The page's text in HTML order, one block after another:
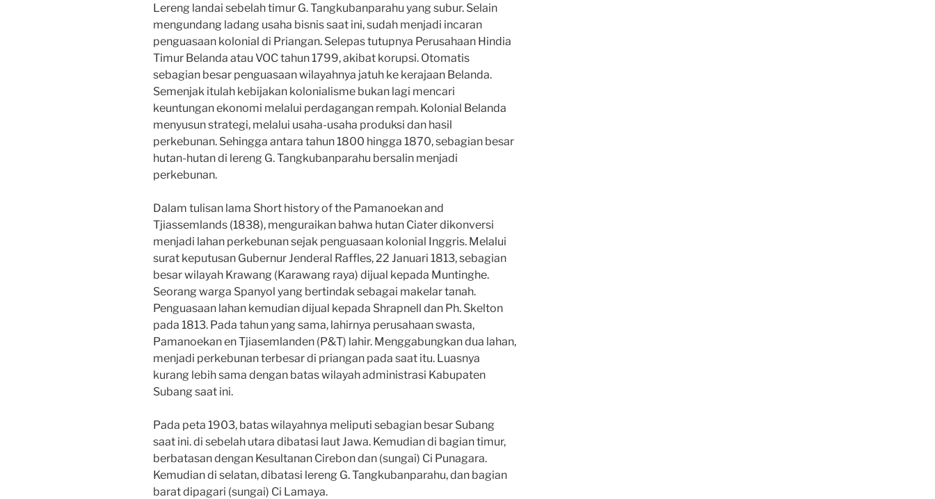
Lereng landai sebelah timur G. Tangkubanparahu yang subur. Selain
mengundang ladang usaha bisnis saat ini, sudah menjadi incaran
penguasaan kolonial di Priangan. Selepas tutupnya Perusahaan Hindia
Timur Belanda atau VOC tahun 1799, akibat korupsi. Otomatis
sebagian besar penguasaan wilayahnya jatuh ke kerajaan Belanda.
Semenjak itulah kebijakan kolonialisme bukan lagi mencari
keuntungan ekonomi melalui perdagangan rempah. Kolonial Belanda
menyusun strategi, melalui usaha-usaha produksi dan hasil
perkebunan. Sehingga antara tahun 1800 hingga 1870, sebagian besar
hutan-hutan di lereng G. Tangkubanparahu bersalin menjadi
perkebunan.
Dalam tulisan lama Short history of the Pamanoekan and
Tjiassemlands (1838), menguraikan bahwa hutan Ciater dikonversi
menjadi lahan perkebunan sejak penguasaan kolonial Inggris. Melalui
surat keputusan Gubernur Jenderal Raffles, 22 Januari 1813, sebagian
besar wilayah Krawang (Karawang raya) dijual kepada Muntinghe.
Seorang warga Spanyol yang bertindak sebagai makelar tanah.
Penguasaan lahan kemudian dijual kepada Shrapnell dan Ph. Skelton
pada 1813. Pada tahun yang sama, lahirnya perusahaan swasta,
Pamanoekan en Tjiasemlanden (P&T) lahir. Menggabungkan dua lahan,
menjadi perkebunan terbesar di priangan pada saat itu. Luasnya
kurang lebih sama dengan batas wilayah administrasi Kabupaten
Subang saat ini.
Pada peta 1903, batas wilayahnya meliputi sebagian besar Subang
saat ini. di sebelah utara dibatasi laut Jawa. Kemudian di bagian timur,
berbatasan dengan Kesultanan Cirebon dan (sungai) Ci Punagara.
Kemudian di selatan, dibatasi lereng G. Tangkubanparahu, dan bagian
barat dipagari (sungai) Ci Lamaya.